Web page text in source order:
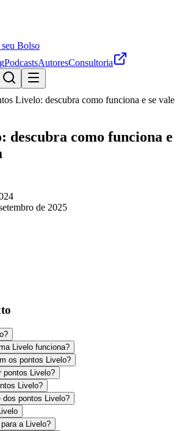
Bolso
PodcastsAutoresConsultoria
Livelo: descubra como funciona e se vale
descubra como funciona e
de 2025
Livelo funciona?
os pontos Livelo?
pontos Livelo?
Livelo?
dos pontos Livelo?
a Livelo?